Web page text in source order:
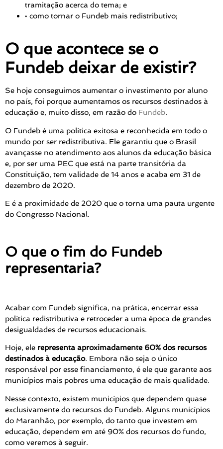
tramitação acerca do tema; e
• como tornar o Fundeb mais redistributivo;
O que acontece se o
Fundeb deixar de existir?
Se hoje conseguimos aumentar o investimento por aluno
no país, foi porque aumentamos os recursos destinados à
educação e, muito disso, em razão do Fundeb.
O Fundeb é uma política exitosa e reconhecida em todo o
mundo por ser redistributiva. Ele garantiu que o Brasil
avançasse no atendimento aos alunos da educação básica
e, por ser uma PEC que está na parte transitória da
Constituição, tem validade de 14 anos e acaba em 31 de
dezembro de 2020.
E é a proximidade de 2020 que o torna uma pauta urgente
do Congresso Nacional.
O que o fim do Fundeb
representaria?
Acabar com Fundeb significa, na prática, encerrar essa
política redistributiva e retroceder a uma época de grandes
desigualdades de recursos educacionais.
Hoje, ele representa aproximadamente 60% dos recursos
destinados à educação. Embora não seja o único
responsável por esse financiamento, é ele que garante aos
municípios mais pobres uma educação de mais qualidade.
Nesse contexto, existem municípios que dependem quase
exclusivamente do recursos do Fundeb. Alguns municípios
do Maranhão, por exemplo, do tanto que investem em
educação, dependem em até 90% dos recursos do fundo,
como veremos à seguir.